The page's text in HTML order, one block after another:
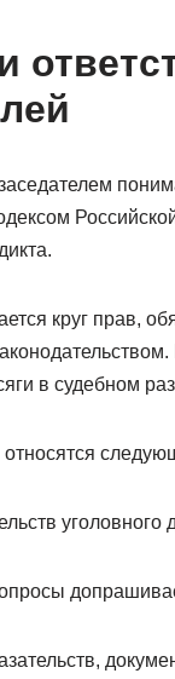
круг прав,
в судебном
уголовного